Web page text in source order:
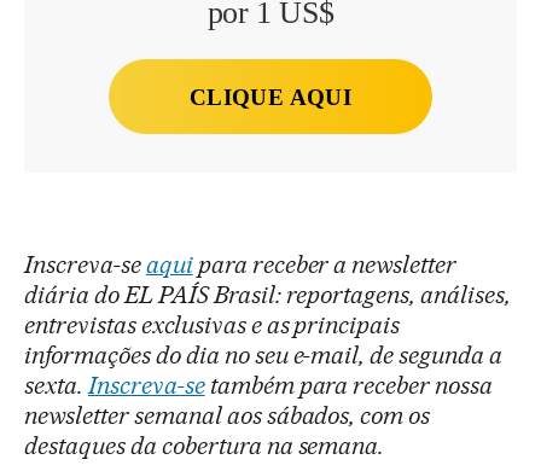
por 1 US$
CLIQUE AQUI
Inscreva-seaquipara receber a newsletter
diária do EL PAÍS Brasil: reportagens, análises,
entrevistas exclusivas e as principais
informações do dia no seu e-mail, de segunda a
sexta.Inscreva-setambém para receber nossa
newsletter semanal aos sábados, com os
destaques da cobertura na semana.